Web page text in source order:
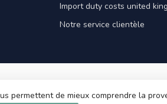
Import duty costs united
Notre service clientèle
permettent de mieux comprendre la